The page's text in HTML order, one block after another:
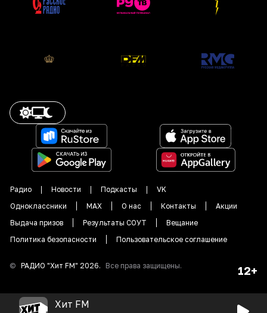
Радио Новости Подкасты
VK
Одноклассники
MAX О нас Контакты
Акции
Выдача призов
Результаты СОУТ
Вещание
Политика безопасности
Пользовательское соглашение
© РАДИО "Хит FM" 2026. Все права защищены. 12+
Хит FM